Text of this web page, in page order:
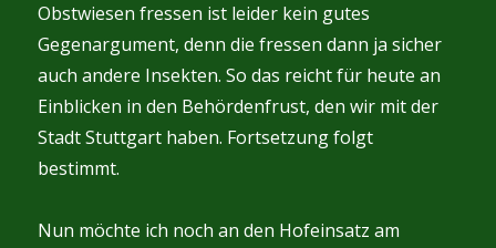
Obstwiesen fressen ist leider kein gutes
Gegenargument, denn die fressen dann ja sicher
auch andere Insekten. So das reicht für heute an
Einblicken in den Behördenfrust, den wir mit der
Stadt Stuttgart haben. Fortsetzung folgt
bestimmt.
Nun möchte ich noch an den Hofeinsatz am